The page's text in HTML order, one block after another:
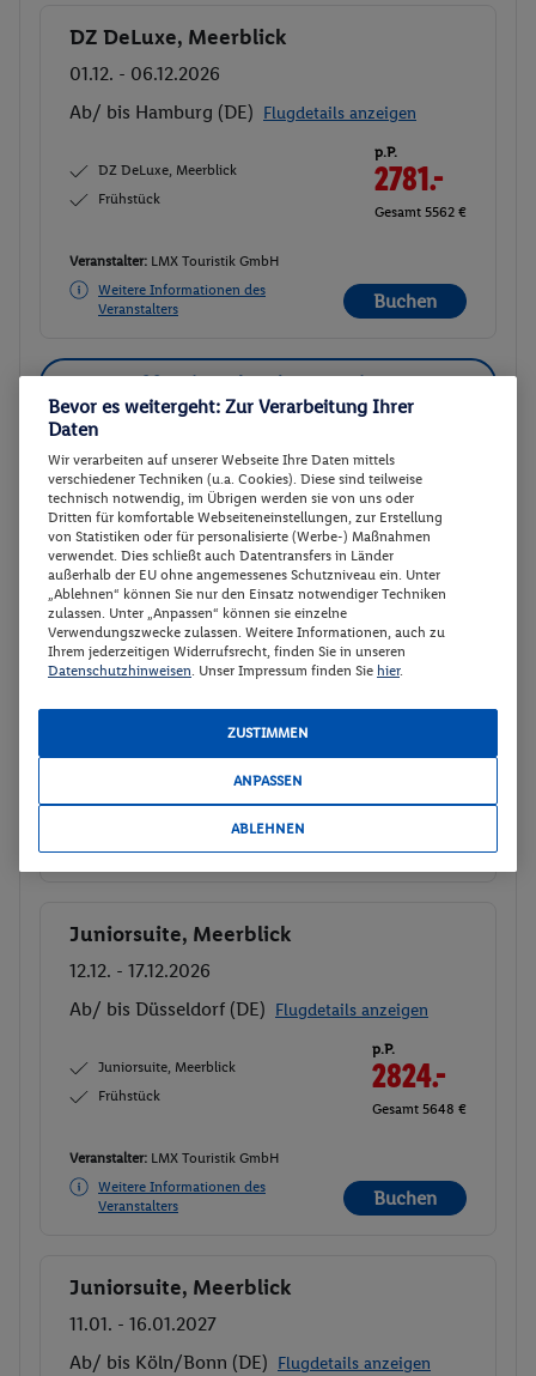
Buchen
DZ DeLuxe, Meerblick
01.12. - 06.12.2026
Ab/ bis Hamburg (DE) Flugdetails anzeigen
DZ DeLuxe, Meerblick
Frühstück
p.P.
2781.-
Gesamt 5562 €
Veranstalter: LMX Touristik GmbH
Weitere Informationen des
Veranstalters
Buchen
30 weitere Angebote anzeigen
Juniorsuite, Meerblick
Zimmerdetails
Buchen
Juniorsuite, Meerblick
08.12. - 13.12.2026
Ab/ bis Köln/Bonn (DE) Flugdetails anzeigen
Juniorsuite, Meerblick
Gesamt 885 €
Veranstalter:LMX Touristik GmbH
Weitere Informationen des
Veranstalters
Buchen
Juniorsuite, Meerblick
12.12. - 17.12.2026
Ab/ bis Düsseldorf (DE) Flugdetails anzeigen
Juniorsuite, Meerblick
Frühstück
p.P.
2824.-
Gesamt 5648 €
Veranstalter: LMX Touristik GmbH
Weitere Informationen des
Veranstalters
Buchen
Buchen
Juniorsuite, Meerblick
11.01. - 16.01.2027
Ab/ bis Köln/Bonn (DE) Flugdetails anzeigen
Bevor es weitergeht: Zur Verarbeitung Ihrer
Daten
Wir verarbeiten auf unserer Webseite Ihre Daten mittels
verschiedener Techniken (u.a. Cookies). Diese sind teilweise
technisch notwendig, im Übrigen werden sie von uns oder
Dritten für komfortable Webseiteneinstellungen, zur Erstellung
von Statistiken oder für personalisierte (Werbe-) Maßnahmen
verwendet. Dies schließt auch Datentransfers in Länder
außerhalb der EU ohne angemessenes Schutzniveau ein. Unter
„Ablehnen“ können Sie nur den Einsatz notwendiger Techniken
zulassen. Unter „Anpassen“ können sie einzelne
Verwendungszwecke zulassen. Weitere Informationen, auch zu
Ihrem jederzeitigen Widerrufsrecht, finden Sie in unseren
Datenschutzhinweisen . Unser Impressum finden Sie hier.
ZUSTIMMEN
ANPASSEN
ABLEHNEN